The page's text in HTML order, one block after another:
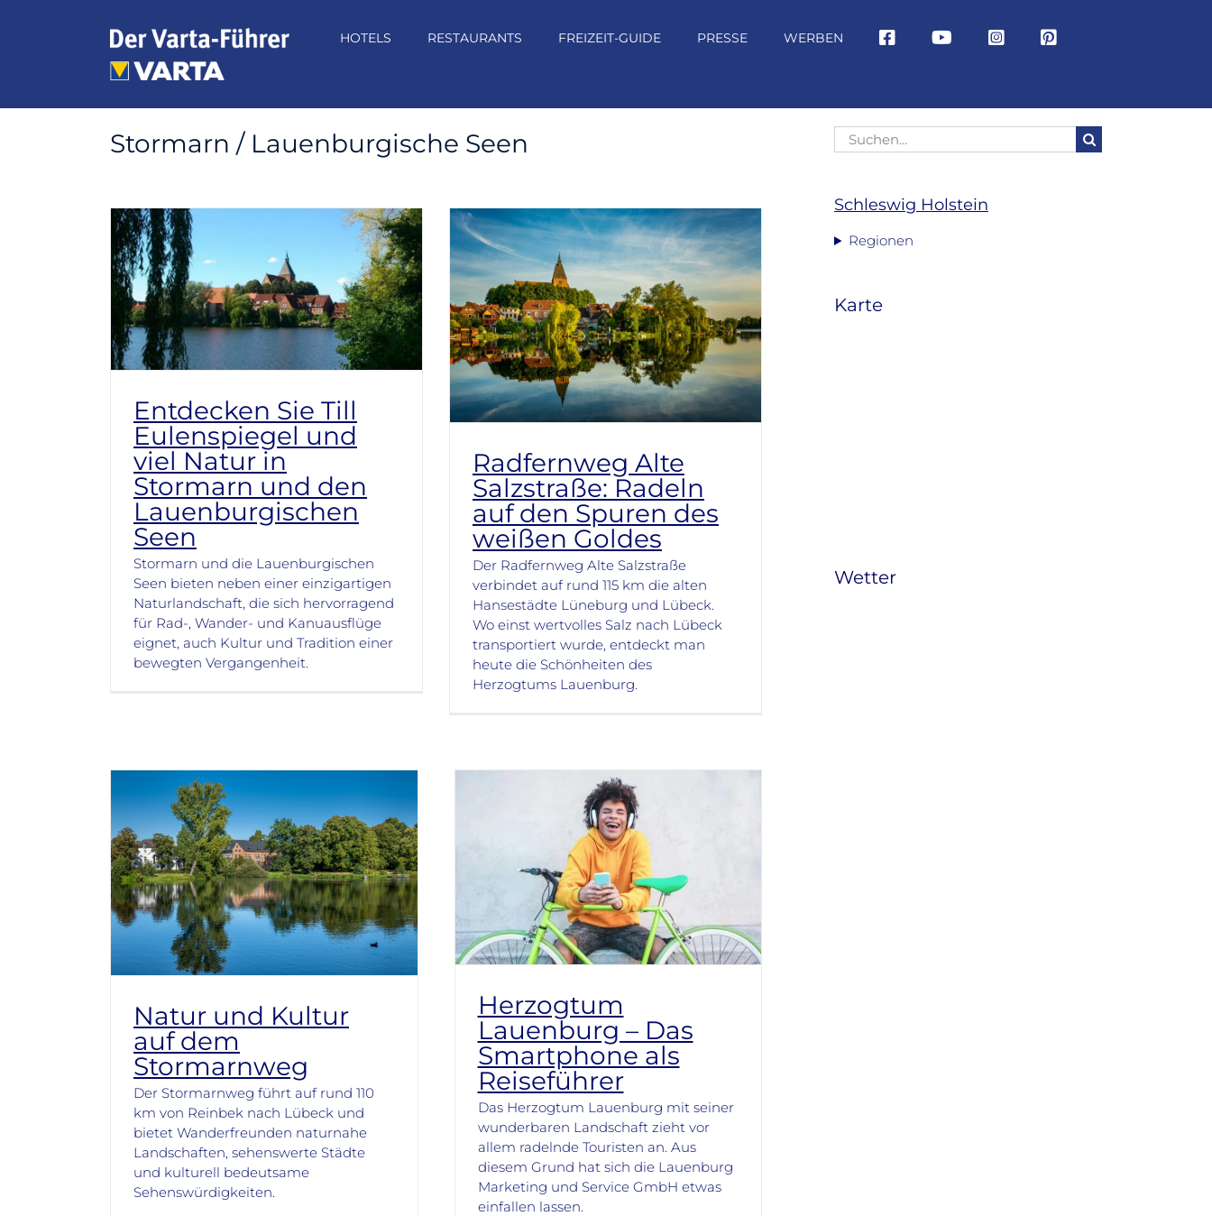
HOTELS RESTAURANTS FREIZEIT-GUIDE PRESSE WERBEN
Stormarn / Lauenburgische Seen
Entdecken Sie Till
Eulenspiegel und
viel Natur in
Stormarn und den
Lauenburgischen
Seen
Stormarn und die Lauenburgischen
Seen bieten neben einer einzigartigen
Naturlandschaft, die sich hervorragend
für Rad-, Wander- und Kanuausflüge
eignet, auch Kultur und Tradition einer
bewegten Vergangenheit.
Radfernweg Alte
Salzstraße: Radeln
auf den Spuren des
weißen Goldes
Der Radfernweg Alte Salzstraße
verbindet auf rund 115 km die alten
Hansestädte Lüneburg und Lübeck.
Wo einst wertvolles Salz nach Lübeck
transportiert wurde, entdeckt man
heute die Schönheiten des
Herzogtums Lauenburg.
Natur und Kultur
auf dem
Stormarnweg
Der Stormarnweg führt auf rund 110
km von Reinbek nach Lübeck und
bietet Wanderfreunden naturnahe
Landschaften, sehenswerte Städte
und kulturell bedeutsame
Sehenswürdigkeiten.
Herzogtum
Lauenburg – Das
Smartphone als
Reiseführer
Das Herzogtum Lauenburg mit seiner
wunderbaren Landschaft zieht vor
allem radelnde Touristen an. Aus
diesem Grund hat sich die Lauenburg
Marketing und Service GmbH etwas
einfallen lassen.
Suche
nach:
Schleswig Holstein
Regionen
Karte
Wetter